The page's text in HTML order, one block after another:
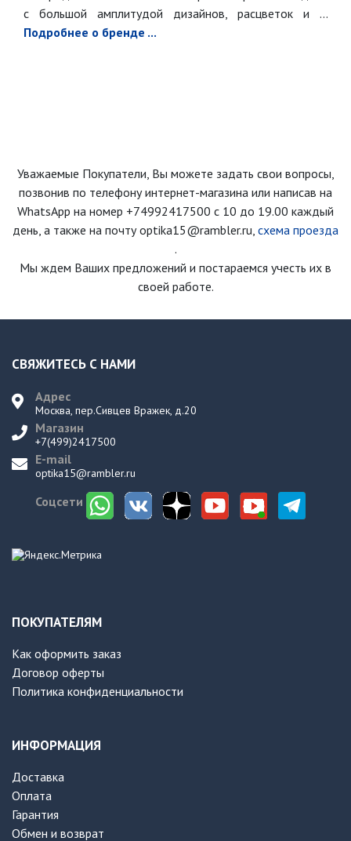
с большой амплитудой дизайнов, расцветок и ...
Подробнее о бренде ...
Уважаемые Покупатели, Вы можете задать свои вопросы,
позвонив по телефону интернет-магазина или написав на
WhatsApp на номер +74992417500 с 10 до 19.00 каждый
день, а также на почту optika15@rambler.ru, схема проезда
.
Мы ждем Ваших предложений и постараемся учесть их в
своей работе.
СВЯЖИТЕСЬ С НАМИ
Адрес
Москва, пер.Сивцев Вражек, д.20
Магазин
+7(499)2417500
E-mail
optika15@rambler.ru
Соцсети
ПОКУПАТЕЛЯМ
Как оформить заказ
Договор оферты
Политика конфиденциальности
ИНФОРМАЦИЯ
Доставка
Оплата
Гарантия
Обмен и возврат